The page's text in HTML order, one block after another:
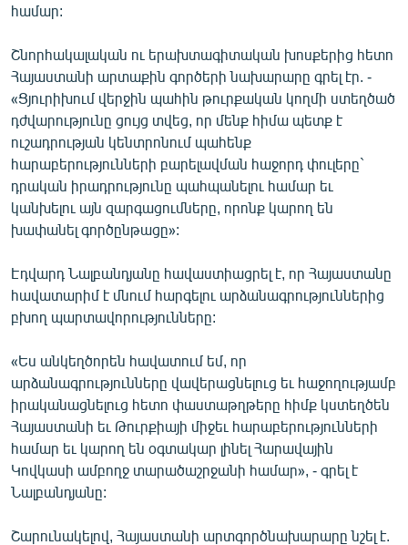
համար:
Շնորհակալական ու երախտագիտական խոսքերից հետո
Հայաստանի արտաքին գործերի նախարարը գրել էր. -
«Ցյուրիխում վերջին պահին թուրքական կողմի ստեղծած
դժվարությունը ցույց տվեց, որ մենք հիմա պետք է
ուշադրության կենտրոնում պահենք
հարաբերությունների բարելավման հաջորդ փուլերը`
դրական իրադրությունը պահպանելու համար եւ
կանխելու այն զարգացումները, որոնք կարող են
խափանել գործընթացը»:
Էդվարդ Նալբանդյանը հավաստիացրել է, որ Հայաստանը
հավատարիմ է մնում հարգելու արձանագրություններից
բխող պարտավորությունները:
«Ես անկեղծորեն հավատում եմ, որ
արձանագրությունները վավերացնելուց եւ հաջողությամբ
իրականացնելուց հետո փաստաթղթերը հիմք կստեղծեն
Հայաստանի եւ Թուրքիայի միջեւ հարաբերությունների
համար եւ կարող են օգտակար լինել Հարավային
Կովկասի ամբողջ տարածաշրջանի համար», - գրել է
Նալբանդյանը:
Շարունակելով, Հայաստանի արտգործնախարարը նշել է.